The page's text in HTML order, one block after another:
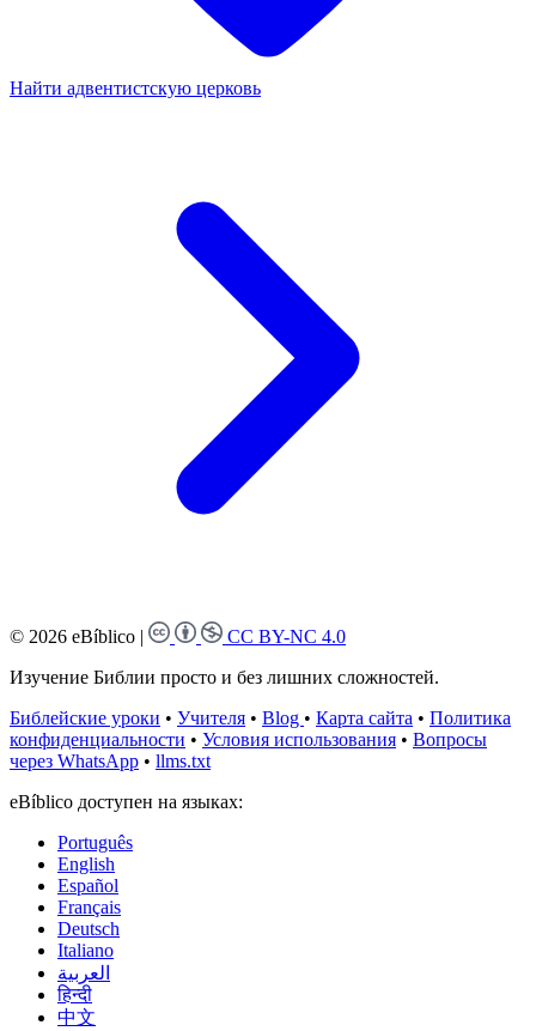
Найти адвентистскую церковь
© 2026 eBíblico |
CC BY-NC 4.0
Изучение Библии просто и без лишних сложностей.
Библейские уроки • Учителя • Blog • Карта сайта • Политика
конфиденциальности • Условия использования • Вопросы
через WhatsApp • llms.txt
eBíblico доступен на языках:
Português
English
Español
Français
Deutsch
Italiano
العربية
हिन्दी
中文